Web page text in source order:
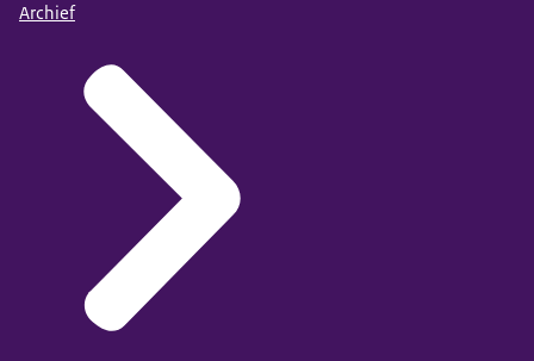
Archief